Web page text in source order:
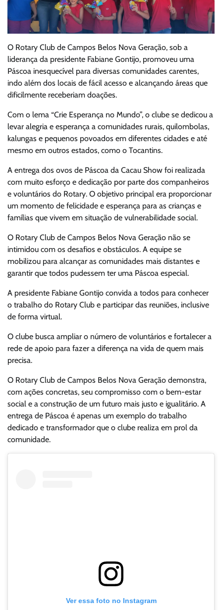
O Rotary Club de Campos Belos Nova Geração, sob a
liderança da presidente Fabiane Gontijo, promoveu uma
Páscoa inesquecível para diversas comunidades carentes,
indo além dos locais de fácil acesso e alcançando áreas que
dificilmente receberiam doações.
Com o lema “Crie Esperança no Mundo”, o clube se dedicou a
levar alegria e esperança a comunidades rurais, quilombolas,
kalungas e pequenos povoados em diferentes cidades e até
mesmo em outros estados, como o Tocantins.
A entrega dos ovos de Páscoa da Cacau Show foi realizada
com muito esforço e dedicação por parte dos companheiros
e voluntários do Rotary. O objetivo principal era proporcionar
um momento de felicidade e esperança para as crianças e
famílias que vivem em situação de vulnerabilidade social.
O Rotary Club de Campos Belos Nova Geração não se
intimidou com os desafios e obstáculos. A equipe se
mobilizou para alcançar as comunidades mais distantes e
garantir que todos pudessem ter uma Páscoa especial.
A presidente Fabiane Gontijo convida a todos para conhecer
o trabalho do Rotary Club e participar das reuniões, inclusive
de forma virtual.
O clube busca ampliar o número de voluntários e fortalecer a
rede de apoio para fazer a diferença na vida de quem mais
precisa.
O Rotary Club de Campos Belos Nova Geração demonstra,
com ações concretas, seu compromisso com o bem-estar
social e a construção de um futuro mais justo e igualitário. A
entrega de Páscoa é apenas um exemplo do trabalho
dedicado e transformador que o clube realiza em prol da
comunidade.
Ver essa foto no Instagram